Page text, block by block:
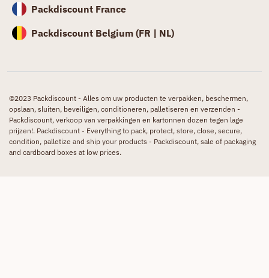
Packdiscount France
Packdiscount Belgium (FR | NL)
©2023 Packdiscount - Alles om uw producten te verpakken, beschermen,
opslaan, sluiten, beveiligen, conditioneren, palletiseren en verzenden -
Packdiscount, verkoop van verpakkingen en kartonnen dozen tegen lage
prijzen!. Packdiscount - Everything to pack, protect, store, close, secure,
condition, palletize and ship your products - Packdiscount, sale of packaging
and cardboard boxes at low prices.